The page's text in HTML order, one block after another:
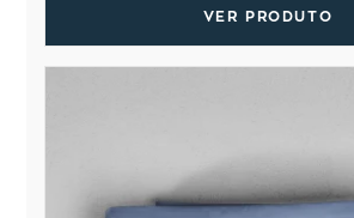
VER PRODUTO